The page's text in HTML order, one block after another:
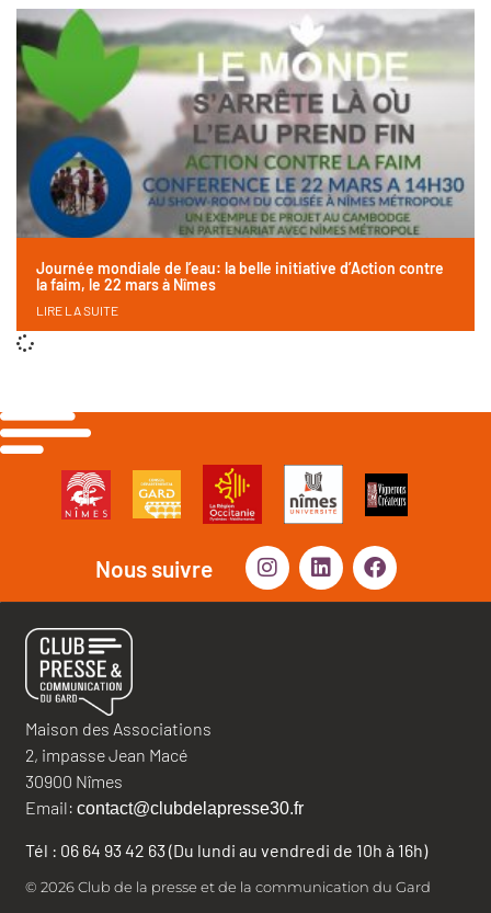
Journée mondiale de l’eau: la belle initiative d’Action contre
la faim, le 22 mars à Nîmes
LIRE LA SUITE
Nous suivre
Maison des Associations
2, impasse Jean Macé
30900 Nîmes
Email: contact@clubdelapresse30.fr
Tél : 06 64 93 42 63 (Du lundi au vendredi de 10h à 16h)
© 2026 Club de la presse et de la communication du Gard